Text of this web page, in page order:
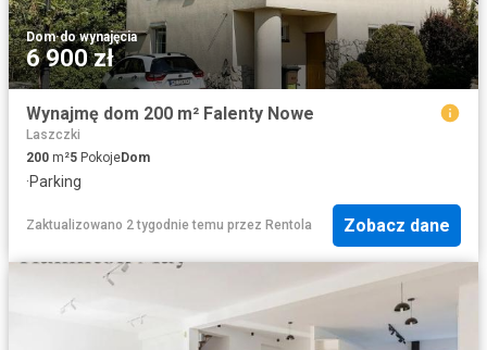
Dom·do wynajęcia
6 900 zł
Wynajmę dom 200 m² Falenty Nowe
Laszczki
200 m²5 PokojeDom
·Parking
Zaktualizowano 2 tygodnie temu przez Rentola Zobacz dane